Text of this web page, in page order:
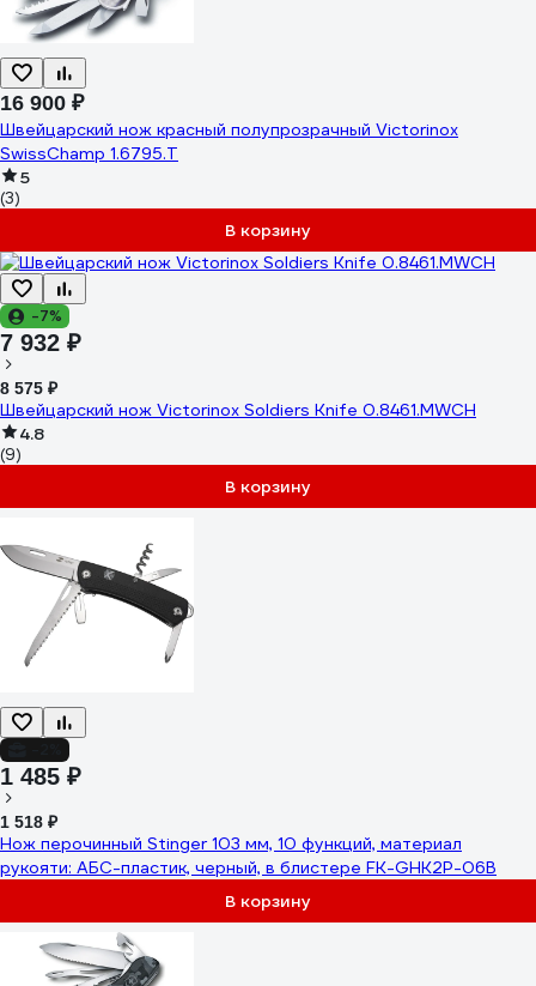
16 900 ₽
Швейцарский нож красный полупрозрачный Victorinox
SwissChamp 1.6795.T
5
(3)
В корзину
-7%
7 932 ₽
8 575 ₽
Швейцарский нож Victorinox Soldiers Knife 0.8461.MWCH
4.8
(9)
В корзину
1 485 ₽
1 518 ₽
Нож перочинный Stinger 103 мм, 10 функций, материал
рукояти: АБС-пластик, черный, в блистере FK-GHK2P-06B
В корзину